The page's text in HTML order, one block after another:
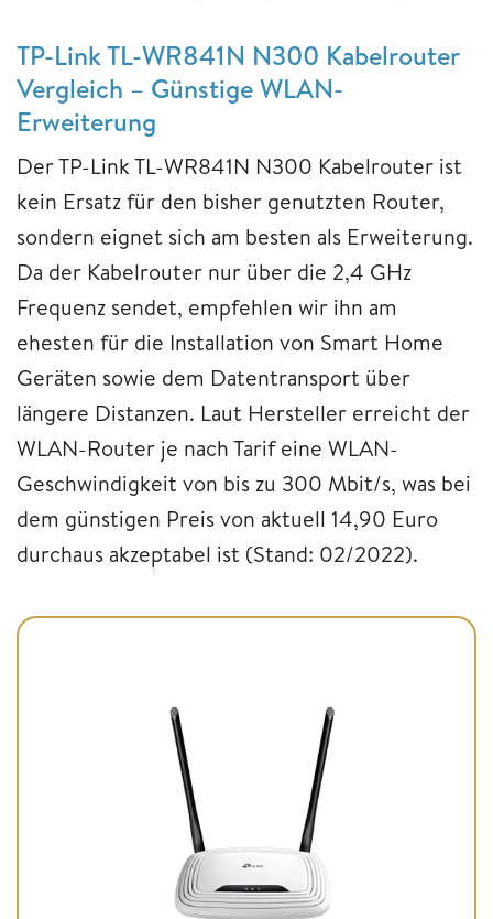
TP-Link TL-WR841N N300 Kabelrouter
Vergleich – Günstige WLAN-
Erweiterung
Der TP-Link TL-WR841N N300 Kabelrouter ist
kein Ersatz für den bisher genutzten Router,
sondern eignet sich am besten als Erweiterung.
Da der Kabelrouter nur über die 2,4 GHz
Frequenz sendet, empfehlen wir ihn am
ehesten für die Installation von Smart Home
Geräten sowie dem Datentransport über
längere Distanzen. Laut Hersteller erreicht der
WLAN-Router je nach Tarif eine WLAN-
Geschwindigkeit von bis zu 300 Mbit/s, was bei
dem günstigen Preis von aktuell 14,90 Euro
durchaus akzeptabel ist (Stand: 02/2022).